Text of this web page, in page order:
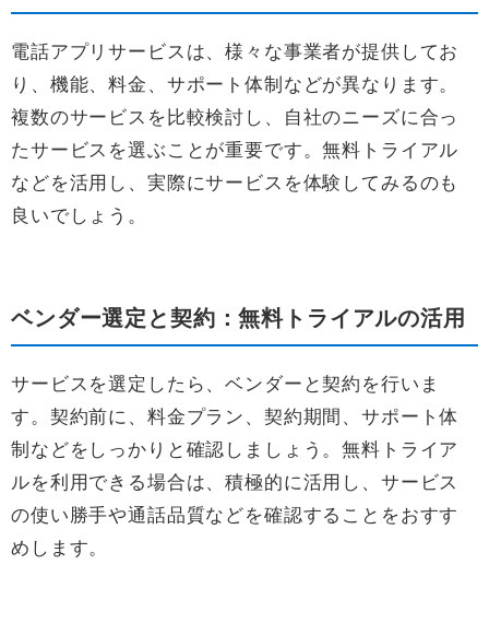
電話アプリサービスは、様々な事業者が提供してお
り、機能、料金、サポート体制などが異なります。
複数のサービスを比較検討し、自社のニーズに合っ
たサービスを選ぶことが重要です。無料トライアル
などを活用し、実際にサービスを体験してみるのも
良いでしょう。
ベンダー選定と契約：無料トライアルの活用
サービスを選定したら、ベンダーと契約を行いま
す。契約前に、料金プラン、契約期間、サポート体
制などをしっかりと確認しましょう。無料トライア
ルを利用できる場合は、積極的に活用し、サービス
の使い勝手や通話品質などを確認することをおすす
めします。